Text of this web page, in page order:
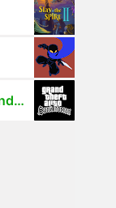
Grand Theft Auto: San Andreas